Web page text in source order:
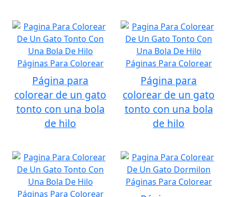
Página para
colorear de un gato
tonto con una bola
de hilo
Página para
colorear de un gato
tonto con una bola
de hilo